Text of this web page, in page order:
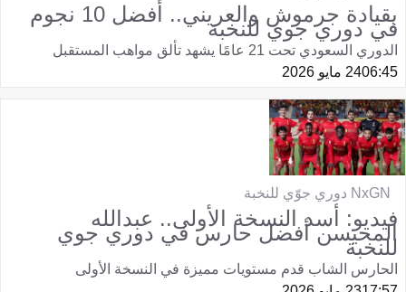
بقيادة جرموش والعريني.. أفضل 10 نجوم
في دوري جوي للنخبة
الدوري السعودي تحت 21 عامًا يشهد تألق مواهب المستقبل
06:4524 مايو 2026
NxGN دوري جوّي للنخبة
فيديو: أسد النسخة الأولى.. عبدالله
المحيسن أفضل حارس في دوري جوي
للنخبة
الحارس الشاب قدم مستويات مميزة في النسخة الأولى